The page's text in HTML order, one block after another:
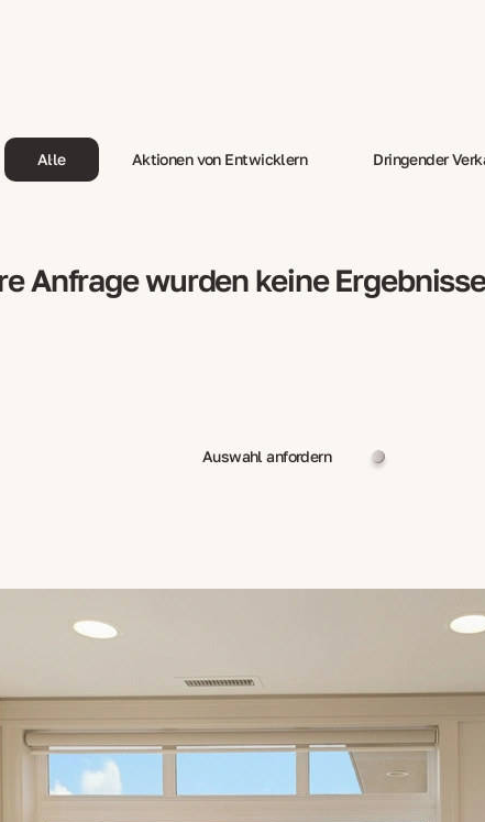
Alle Aktionen von Entwicklern Dringender
Anfrage wurden keine
Auswahl anfordern